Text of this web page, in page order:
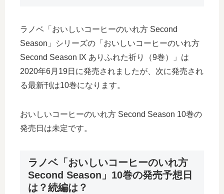
ラノベ「おいしいコーヒーのいれ方 Second
Season」シリーズの「おいしいコーヒーのいれ方
Second Season IX ありふれた祈り（9巻）」は
2020年6月19日に発売されましたが、次に発売され
る最新刊は10巻になります。
おいしいコーヒーのいれ方 Second Season 10巻の
発売日は未定です。
ラノベ「おいしいコーヒーのいれ方
Second Season」10巻の発売予想日
は？続編は？